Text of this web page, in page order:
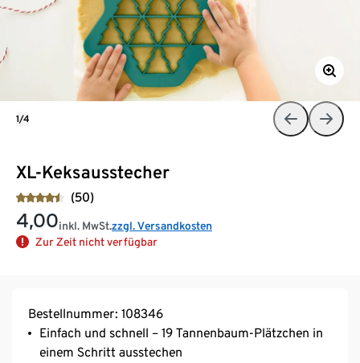
XL-Keksausstecher
(50)
4,00inkl. MwSt.zzgl. Versandkosten
Zur Zeit nicht verfügbar
1/4
Bestellnummer: 108346
Einfach und schnell – 19 Tannenbaum-Plätzchen in
einem Schritt ausstechen